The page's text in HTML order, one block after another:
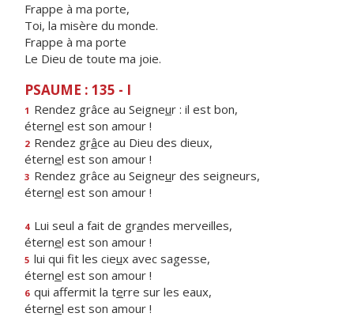
Frappe à ma porte,
Toi, la misère du monde.
Frappe à ma porte
Le Dieu de toute ma joie.
PSAUME : 135 - I
1 Rendez grâce au Seigneur : il est bon,
éternel est son amour !
2 Rendez grâce au Dieu des dieux,
éternel est son amour !
3 Rendez grâce au Seigneur des seigneurs,
éternel est son amour !
4 Lui seul a fait de grandes merveilles,
éternel est son amour !
5 lui qui fit les cieux avec sagesse,
éternel est son amour !
6 qui affermit la terre sur les eaux,
éternel est son amour !